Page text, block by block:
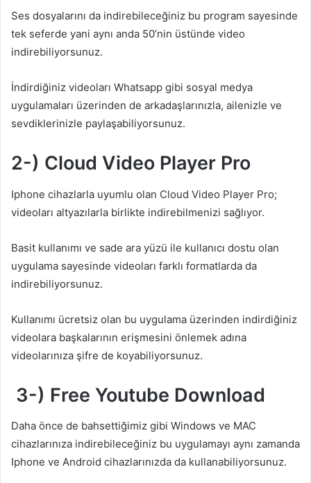
Ses dosyalarını da indirebileceğiniz bu program sayesinde
tek seferde yani aynı anda 50’nin üstünde video
indirebiliyorsunuz.
İndirdiğiniz videoları Whatsapp gibi sosyal medya
uygulamaları üzerinden de arkadaşlarınızla, ailenizle ve
sevdiklerinizle paylaşabiliyorsunuz.
2-) Cloud Video Player Pro
Iphone cihazlarla uyumlu olan Cloud Video Player Pro;
videoları altyazılarla birlikte indirebilmenizi sağlıyor.
Basit kullanımı ve sade ara yüzü ile kullanıcı dostu olan
uygulama sayesinde videoları farklı formatlarda da
indirebiliyorsunuz.
Kullanımı ücretsiz olan bu uygulama üzerinden indirdiğiniz
videolara başkalarının erişmesini önlemek adına
videolarınıza şifre de koyabiliyorsunuz.
3-) Free Youtube Download
Daha önce de bahsettiğimiz gibi Windows ve MAC
cihazlarınıza indirebileceğiniz bu uygulamayı aynı zamanda
Iphone ve Android cihazlarınızda da kullanabiliyorsunuz.